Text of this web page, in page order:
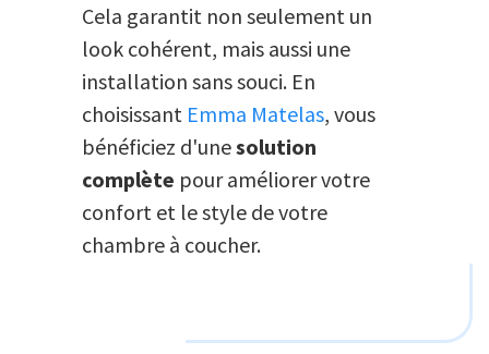
Cela garantit non seulement un
look cohérent, mais aussi une
installation sans souci. En
choisissant Emma Matelas, vous
bénéficiez d'unesolution
complète pour améliorer votre
confort et le style de votre
chambre à coucher.